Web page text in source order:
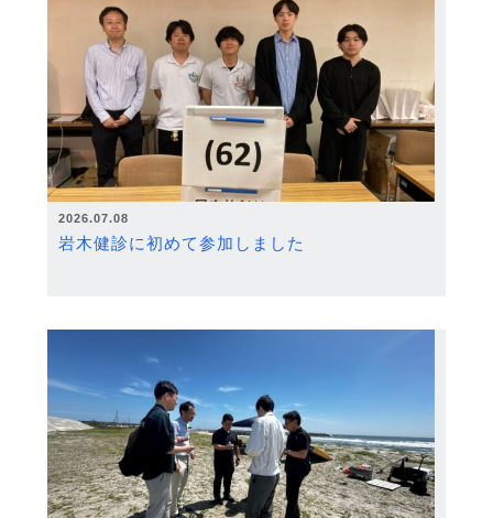
2026.07.08
岩木健診に初めて参加しました